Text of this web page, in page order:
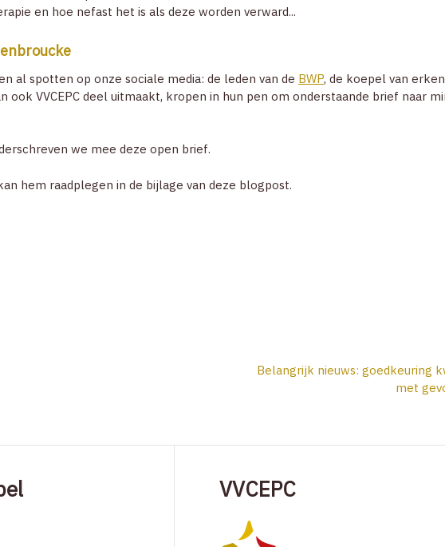
en hoe nefast het is als deze worden verward...
al spotten op onze sociale media: de leden van de BWP, de koepel van
ook VVCEPC deel uitmaakt, kropen in hun pen om onderstaande brief naar
we mee deze open brief.
hem raadplegen in de bijlage van deze blogpost.
Belangrijk nieuws: goedkeuring
met
VVCEPC